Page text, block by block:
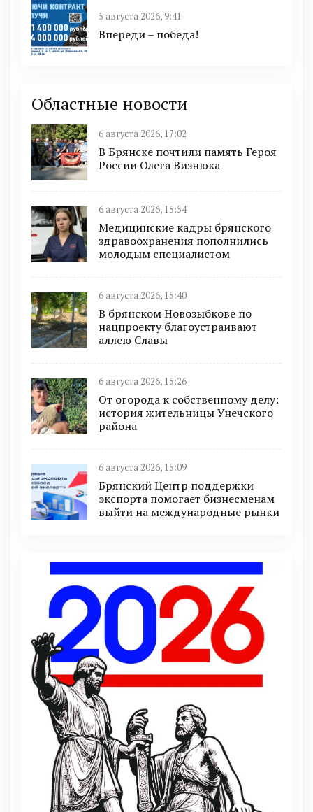
5 августа 2026, 9:41
Впереди – победа!
Областные новости
6 августа 2026, 17:02
В Брянске почтили память Героя
России Олега Визнюка
6 августа 2026, 15:54
Медицинские кадры брянского
здравоохранения пополнились
молодым специалистом
6 августа 2026, 15:40
В брянском Новозыбкове по
нацпроекту благоустраивают
аллею Славы
6 августа 2026, 15:26
От огорода к собственному делу:
история жительницы Унечского
района
6 августа 2026, 15:09
Брянский Центр поддержки
экспорта помогает бизнесменам
выйти на международные рынки